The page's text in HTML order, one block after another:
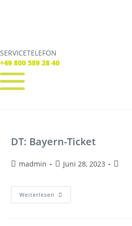
SERVICETELEFON
+49 800 589 28 40
SERVICE TELEFON
+49 800 589 28 40
Tickets
Service
DT: Bayern-Ticket
madmin Juni 28, 2023
Weiterlesen